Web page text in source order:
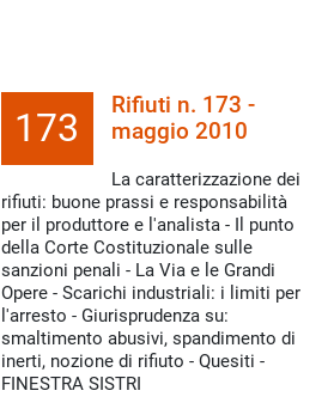
173
Rifiuti n. 173 -
maggio 2010
La caratterizzazione dei
rifiuti: buone prassi e responsabilità
per il produttore e l'analista - Il punto
della Corte Costituzionale sulle
sanzioni penali - La Via e le Grandi
Opere - Scarichi industriali: i limiti per
l'arresto - Giurisprudenza su:
smaltimento abusivi, spandimento di
inerti, nozione di rifiuto - Quesiti -
FINESTRA SISTRI